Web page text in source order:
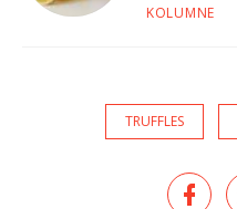
KOLUMNE
TRUFFLES